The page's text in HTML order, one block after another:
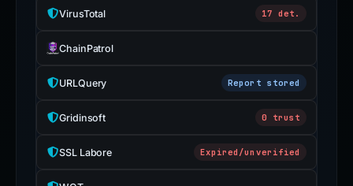
VirusTotal 17 det.
ChainPatrol
URLQuery Report stored
Gridinsoft 0 trust
SSL Labore Expired/unverified